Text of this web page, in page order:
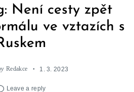
Není cesty zpět
ve vztazích s
Redakce 1. 3. 2023
Leave a reply